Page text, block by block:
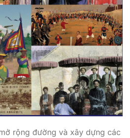
rộng đường và xây dựng các